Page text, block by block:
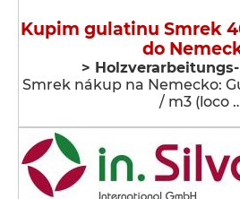
Kupim gulatinu Smrek
do
>
Smrek nákup na Nemecko:
/ m3 (loco